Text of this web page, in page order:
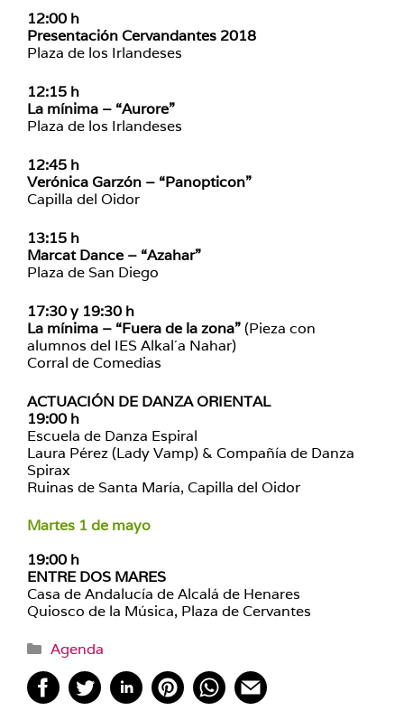
12:00 h
Presentación Cervandantes 2018
Plaza de los Irlandeses
12:15 h
La mínima – “Aurore”
Plaza de los Irlandeses
12:45 h
Verónica Garzón – “Panopticon”
Capilla del Oidor
13:15 h
Marcat Dance – “Azahar”
Plaza de San Diego
17:30 y 19:30 h
La mínima – “Fuera de la zona”(Pieza con
alumnos del IES Alkal´a Nahar)
Corral de Comedias
ACTUACIÓN DE DANZA ORIENTAL
19:00 h
Escuela de Danza Espiral
Laura Pérez (Lady Vamp) & Compañía de Danza
Spirax
Ruinas de Santa María, Capilla del Oidor
Martes 1 de mayo
19:00 h
ENTRE DOS MARES
Casa de Andalucía de Alcalá de Henares
Quiosco de la Música, Plaza de Cervantes
Categorías
Agenda